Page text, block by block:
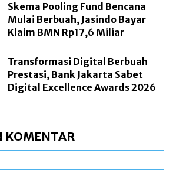
Skema Pooling Fund Bencana
Mulai Berbuah, Jasindo Bayar
Klaim BMN Rp17,6 Miliar
Transformasi Digital Berbuah
Prestasi, Bank Jakarta Sabet
Digital Excellence Awards 2026
KOMENTAR